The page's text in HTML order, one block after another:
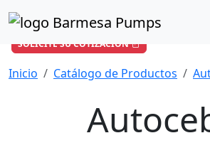
¿Cómo podemos ayudarle?
ventas-co@barmesapumps.com
SOLICITE SU COTIZACIÓN
Inicio Catálogo de Productos